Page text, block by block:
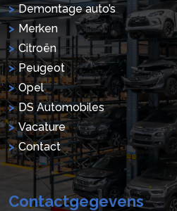
Demontage auto’s
Merken
Citroën
Peugeot
Opel
DS Automobiles
Vacature
Contact
Contactgegevens